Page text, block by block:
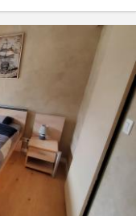
Infos Pratiques
Loyer:
600 €
Charges:
Durée:
12 mois
Domiciliation:
Non
Aménagement
Salle de bain:
Privée
Cuisine:
Commune
Superficie:
15 m
Pièces privées: